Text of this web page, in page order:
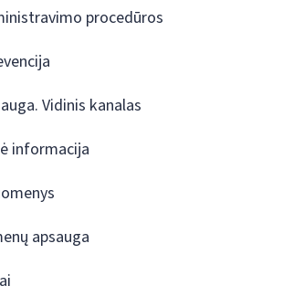
procedūros
Vidinis kanalas
informacija
apsauga